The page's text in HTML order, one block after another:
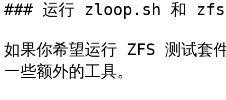
### 运行 zloop.sh 和
如果你希望运行 ZFS 测试
一些额外的工具。